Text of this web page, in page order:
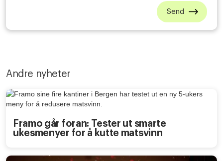
Andre nyheter
Framo går foran: Tester ut smarte
ukesmenyer for å kutte matsvinn